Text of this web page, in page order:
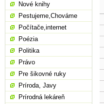
Nové knihy
Pestujeme,Chováme
Počítače,internet
Poézia
Politika
Právo
Pre šikovné ruky
Príroda, Javy
Prírodná lekáreň